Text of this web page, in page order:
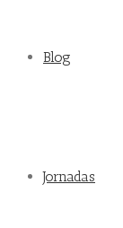
Blog
Jornadas